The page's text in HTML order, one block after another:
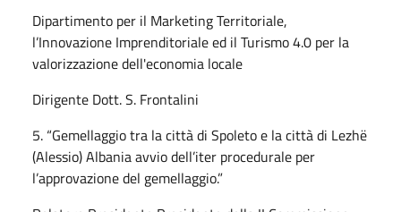
Dipartimento per il Marketing Territoriale,
l’Innovazione Imprenditoriale ed il Turismo 4.0 per la
valorizzazione dell'economia locale
Dirigente Dott. S. Frontalini
5. “Gemellaggio tra la città di Spoleto e la città di Lezhë
(Alessio) Albania avvio dell’iter procedurale per
l’approvazione del gemellaggio.”